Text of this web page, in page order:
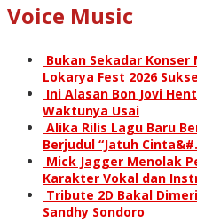
Voice Music
Bukan Sekadar Konser
Lokarya Fest 2026
Ini Alasan Bon Jovi
Waktunya Usai
Alika Rilis Lagu Baru
Berjudul “Jatuh
Mick Jagger Menolak
Karakter Vokal dan
Tribute 2D Bakal
Sandhy Sondoro